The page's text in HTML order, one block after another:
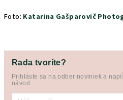
Foto: Katarina Gašparovič
Rada tvoríte?
Prihláste sa na odber noviniek a
návod.